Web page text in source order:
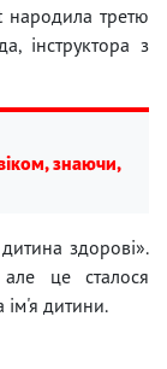
народила третю
інструктора з
знаючи,
здорові».
це сталося
ім'я дитини.